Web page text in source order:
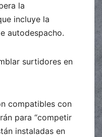
la
incluye la
autodespacho.
surtidores en
compatibles con
para “competir
instaladas en